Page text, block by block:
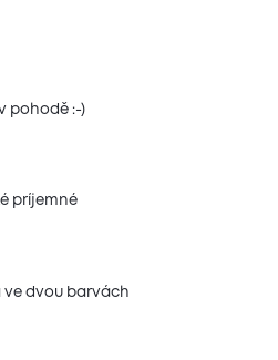
pohodě :-)
príjemné
ve dvou barvách